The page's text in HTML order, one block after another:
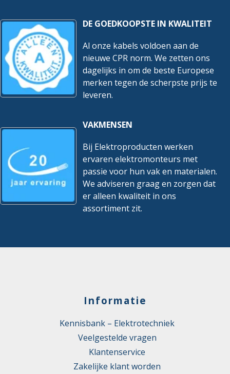
DE GOEDKOOPSTE IN KWALITEIT
Al onze kabels voldoen aan de
nieuwe CPR norm. We zetten ons
dagelijks in om de beste Europese
merken tegen de scherpste prijs te
leveren.
VAKMENSEN
Bij Elektroproducten werken
ervaren elektromonteurs met
passie voor hun vak en materialen.
We adviseren graag en zorgen dat
er alleen kwaliteit in ons
assortiment zit.
Informatie
Kennisbank – Elektrotechniek
Veelgestelde vragen
Klantenservice
Zakelijke klant worden